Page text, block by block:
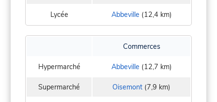
Lycée Abbeville (12,4 km)
Commerces
Hypermarché Abbeville (12,7 km)
Supermarché Oisemont (7,9 km)